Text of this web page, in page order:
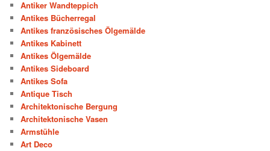
Antiker Wandteppich
Antikes Bücherregal
Antikes französisches Ölgemälde
Antikes Kabinett
Antikes Ölgemälde
Antikes Sideboard
Antikes Sofa
Antique Tisch
Architektonische Bergung
Architektonische Vasen
Armstühle
Art Deco